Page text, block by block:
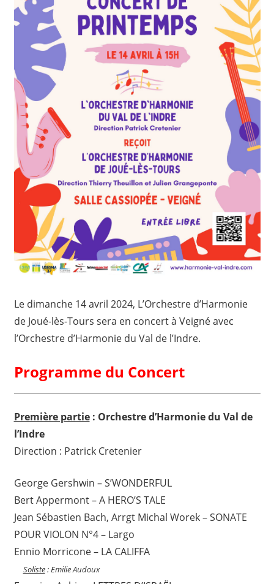
Le dimanche 14 avril 2024, L’Orchestre d’Harmonie
de Joué-lès-Tours sera en concert à Veigné avec
l’Orchestre d’Harmonie du Val de l’Indre.
Programme du Concert
Première partie: Orchestre d’Harmonie du Val de
l’Indre
Direction : Patrick Cretenier
George Gershwin – S’WONDERFUL
Bert Appermont – A HERO’S TALE
Jean Sébastien Bach, Arrgt Michal Worek – SONATE
POUR VIOLON N°4 – Largo
Ennio Morricone – LA CALIFFA
Soliste: Emilie Audoux